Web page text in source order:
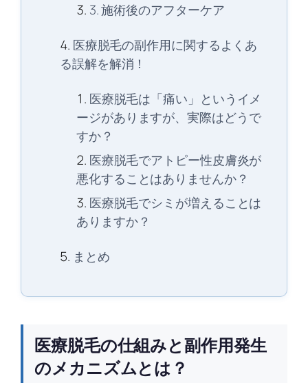
3. 施術後のアフターケア
医療脱毛の副作用に関するよくあ
る誤解を解消！
医療脱毛は「痛い」というイメ
ージがありますが、実際はどうで
すか？
医療脱毛でアトピー性皮膚炎が
悪化することはありませんか？
医療脱毛でシミが増えることは
ありますか？
まとめ
医療脱毛の仕組みと副作用発生
のメカニズムとは？